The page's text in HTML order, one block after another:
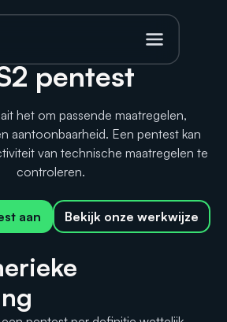
pentest
het om passende maatregelen,
aantoonbaarheid. Een pentest kan
van technische maatregelen te
controleren.
aan Bekijk onze werkwijze